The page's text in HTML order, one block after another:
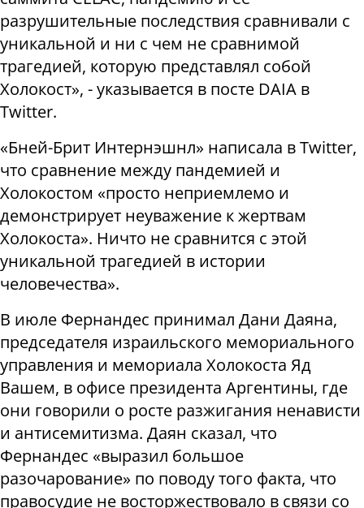
разрушительные последствия сравнивали с
уникальной и ни с чем не сравнимой
трагедией, которую представлял собой
Холокост», - указывается в посте DAIA в
Twitter.
«Бней-Брит Интернэшнл» написала в Twitter,
что сравнение между пандемией и
Холокостом «просто неприемлемо и
демонстрирует неуважение к жертвам
Холокоста». Ничто не сравнится с этой
уникальной трагедией в истории
человечества».
В июле Фернандес принимал Дани Даяна,
председателя израильского мемориального
управления и мемориала Холокоста Яд
Вашем, в офисе президента Аргентины, где
они говорили о росте разжигания ненависти
и антисемитизма. Даян сказал, что
Фернандес «выразил большое
разочарование» по поводу того факта, что
правосудие не восторжествовало в связи со